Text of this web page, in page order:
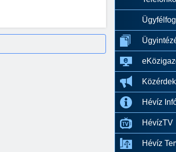
Hévíz
HévízTV
Hévíz